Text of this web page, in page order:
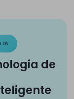
IA
de